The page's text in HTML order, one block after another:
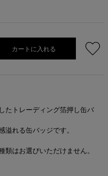
カートに入れる
たトレーディング箔押し缶バ
溢れる缶バッジです。
はお選びいただけません。